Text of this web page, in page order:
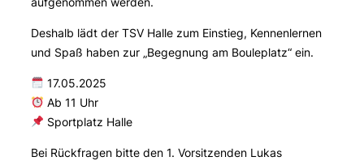
Deshalb lädt der TSV Halle zum Einstieg, Kennenlernen
und Spaß haben zur „Begegnung am Bouleplatz“ ein.
17.05.2025
Ab 11 Uhr
Sportplatz Halle
Bei Rückfragen bitte den 1. Vorsitzenden Lukas